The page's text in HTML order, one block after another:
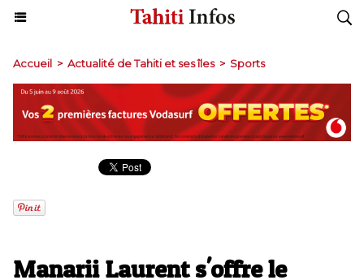
Accueil > Actualité de Tahiti et ses îles > Sports
Manarii Laurent s'offre le